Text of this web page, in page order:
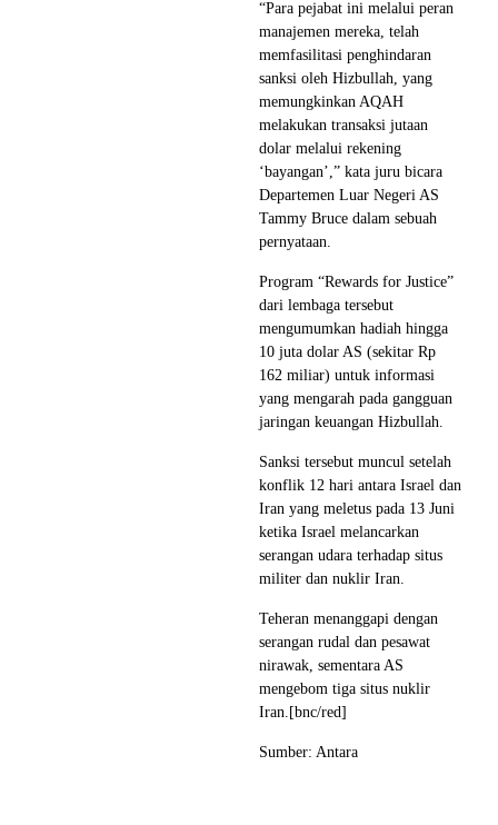
“Para pejabat ini melalui peran
manajemen mereka, telah
memfasilitasi penghindaran
sanksi oleh Hizbullah, yang
memungkinkan AQAH
melakukan transaksi jutaan
dolar melalui rekening
‘bayangan’,” kata juru bicara
Departemen Luar Negeri AS
Tammy Bruce dalam sebuah
pernyataan.
Program “Rewards for Justice”
dari lembaga tersebut
mengumumkan hadiah hingga
10 juta dolar AS (sekitar Rp
162 miliar) untuk informasi
yang mengarah pada gangguan
jaringan keuangan Hizbullah.
Sanksi tersebut muncul setelah
konflik 12 hari antara Israel dan
Iran yang meletus pada 13 Juni
ketika Israel melancarkan
serangan udara terhadap situs
militer dan nuklir Iran.
Teheran menanggapi dengan
serangan rudal dan pesawat
nirawak, sementara AS
mengebom tiga situs nuklir
Iran.[bnc/red]
Sumber: Antara